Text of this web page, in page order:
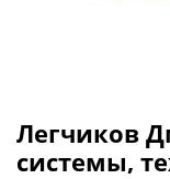
Легчиков
системы,